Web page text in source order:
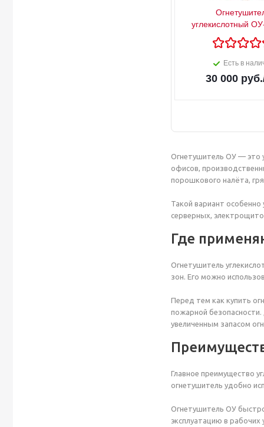
углекислотный
Есть в
30 000 руб.
Огнетушитель ОУ — это
офисов,
порошкового налёта,
Такой вариант
серверных,
Где
Огнетушитель
зон. Его можно
Перед тем как купить
пожарной
увеличенным запасом
Главное преимущество
огнетушитель удобно
Огнетушитель ОУ быстро
эксплуатацию в рабочих